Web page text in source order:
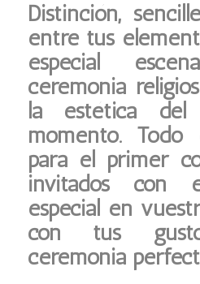
Distinción,
entre tus
especial
ceremonia
la estética
momento. Todo
para el primer
invitados con
especial en
con tus
ceremonia